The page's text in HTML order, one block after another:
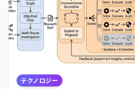
テクノロジー